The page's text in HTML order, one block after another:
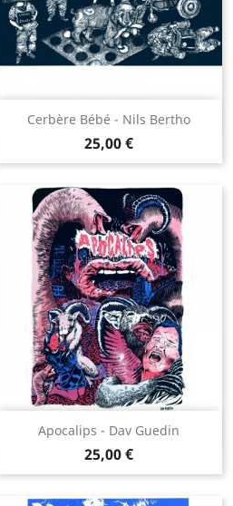
Cerbère Bébé - Nils Bertho
Prix
25,00 €
Aperçu rapide
Apocalips - Dav Guedin
Prix
25,00 €
Aperçu rapide